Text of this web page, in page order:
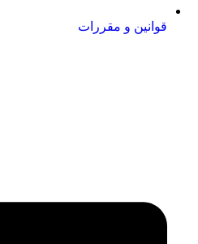
قوانین و مقررات